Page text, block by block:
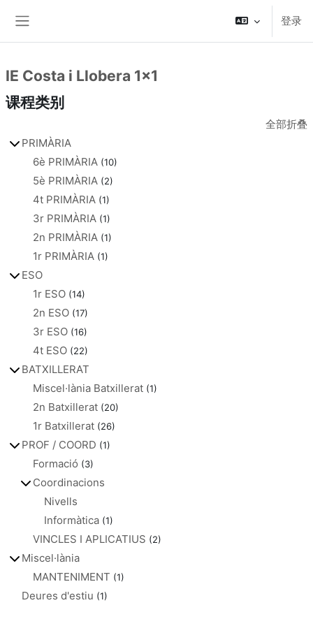
登录
IE Costa i Llobera 1x1
主内容块
课程类别
全部折叠
PRIMÀRIA
6è PRIMÀRIA (10)
5è PRIMÀRIA (2)
4t PRIMÀRIA (1)
3r PRIMÀRIA (1)
2n PRIMÀRIA (1)
1r PRIMÀRIA (1)
ESO
1r ESO (14)
2n ESO (17)
3r ESO (16)
4t ESO (22)
BATXILLERAT
Miscel·lània Batxillerat (1)
2n Batxillerat (20)
1r Batxillerat (26)
PROF / COORD (1)
Formació (3)
Coordinacions
Nivells
Informàtica (1)
VINCLES I APLICATIUS (2)
Miscel·lània
MANTENIMENT (1)
Deures d'estiu (1)